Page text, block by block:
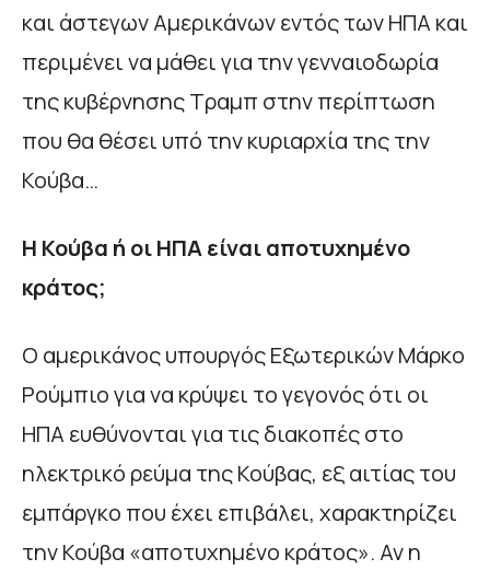
και άστεγων Αμερικάνων εντός των ΗΠΑ και
περιμένει να μάθει για την γενναιοδωρία
της κυβέρνησης Τραμπ στην περίπτωση
που θα θέσει υπό την κυριαρχία της την
Κούβα…
Η Κούβα ή οι ΗΠΑ είναι αποτυχημένο
κράτος;
Ο αμερικάνος υπουργός Εξωτερικών Μάρκο
Ρούμπιο για να κρύψει το γεγονός ότι οι
ΗΠΑ ευθύνονται για τις διακοπές στο
ηλεκτρικό ρεύμα της Κούβας, εξ αιτίας του
εμπάργκο που έχει επιβάλει, χαρακτηρίζει
την Κούβα «αποτυχημένο κράτος». Αν η